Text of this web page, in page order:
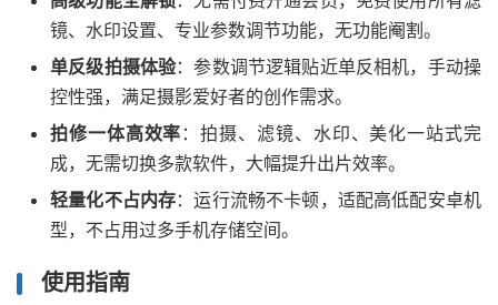
镜、水印设置、专业参数调节功能，无功能阉割。
单反级拍摄体验：参数调节逻辑贴近单反相机，手动操
控性强，满足摄影爱好者的创作需求。
拍修一体高效率 ：拍摄、滤镜、水印、美化一站式完
成，无需切换多款软件，大幅提升出片效率。
轻量化不占内存：运行流畅不卡顿，适配高低配安卓机
型，不占用过多手机存储空间。
使用指南